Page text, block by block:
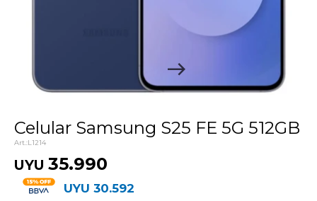
Celular Samsung S25 FE 5G 512GB
L1214
UYU 35.990
UYU 30.592